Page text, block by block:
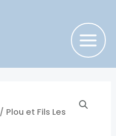
MAIN
/ Plou et Fils Les